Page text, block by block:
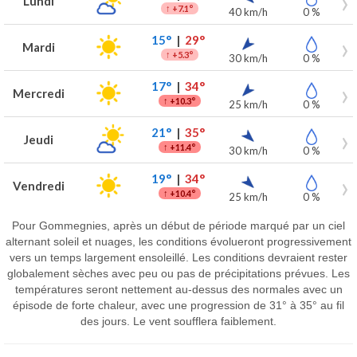
↑ +7.1° 40 km/h 0 %
Mardi 15°| 29°
↑ +5.3° 30 km/h 0 %
Mercredi 17°| 34°
↑ +10.3° 25 km/h 0 %
Jeudi 21°| 35°
↑ +11.4° 30 km/h 0 %
Vendredi 19°| 34°
↑ +10.4° 25 km/h 0 %
Pour Gommegnies, après un début de période marqué par un ciel
alternant soleil et nuages, les conditions évolueront progressivement
vers un temps largement ensoleillé. Les conditions devraient rester
globalement sèches avec peu ou pas de précipitations prévues. Les
températures seront nettement au-dessus des normales avec un
épisode de forte chaleur, avec une progression de 31° à 35° au fil
des jours. Le vent soufflera faiblement.